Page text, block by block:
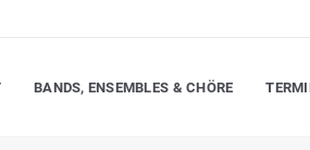
BANDS, ENSEMBLES & CHÖRE